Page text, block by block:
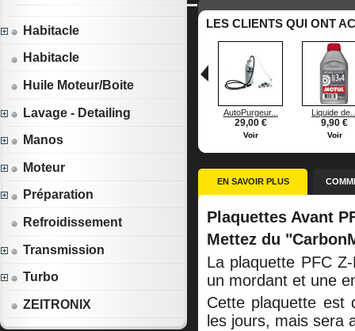
Habitacle
Habitacle
Huile Moteur/Boite
Lavage - Detailing
Manos
Moteur
Préparation
Refroidissement
Transmission
Turbo
ZEITRONIX
LES CLIENTS QUI ONT
AutoPurgeur...
29,00 €
Voir
Liquide
9,90 €
Voir
EN SAVOIR PLUS
Plaquettes Avant
Mettez du
La plaquette PFC
un mordant et une
Cette plaquette est
les jours, mais sera